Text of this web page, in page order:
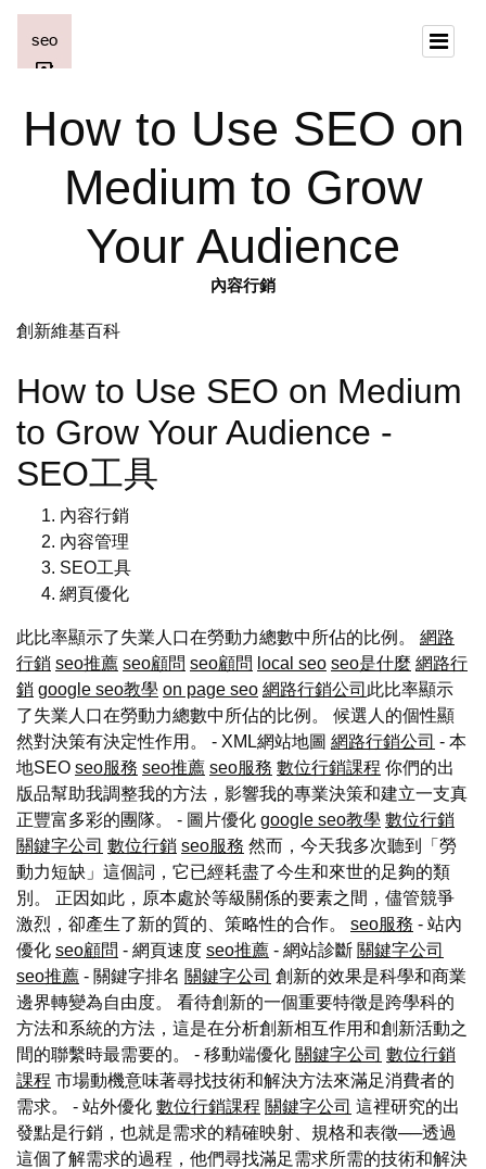
How to Use SEO on
Medium to Grow
Your Audience
內容行銷
創新維基百科
How to Use SEO on Medium
to Grow Your Audience -
SEO工具
內容行銷
內容管理
SEO工具
網頁優化
此比率顯示了失業人口在勞動力總數中所佔的比例。 網路
行銷 seo推薦 seo顧問 seo顧問 local seo seo是什麼 網路行
銷 google seo教學 on page seo 網路行銷公司 此比率顯示
了失業人口在勞動力總數中所佔的比例。 候選人的個性顯
然對決策有決定性作用。 - XML網站地圖 網路行銷公司 - 本
地SEO seo服務 seo推薦 seo服務 數位行銷課程 你們的出
版品幫助我調整我的方法，影響我的專業決策和建立一支真
正豐富多彩的團隊。 - 圖片優化 google seo教學 數位行銷
關鍵字公司 數位行銷 seo服務 然而，今天我多次聽到「勞
動力短缺」這個詞，它已經耗盡了今生和來世的足夠的類
別。 正因如此，原本處於等級關係的要素之間，儘管競爭
激烈，卻產生了新的質的、策略性的合作。 seo服務 - 站內
優化 seo顧問 - 網頁速度 seo推薦 - 網站診斷 關鍵字公司
seo推薦 - 關鍵字排名 關鍵字公司 創新的效果是科學和商業
邊界轉變為自由度。 看待創新的一個重要特徵是跨學科的
方法和系統的方法，這是在分析創新相互作用和創新活動之
間的聯繫時最需要的。 - 移動端優化 關鍵字公司 數位行銷
課程 市場動機意味著尋找技術和解決方法來滿足消費者的
需求。 - 站外優化 數位行銷課程 關鍵字公司 這裡研究的出
發點是行銷，也就是需求的精確映射、規格和表徵──透過
這個了解需求的過程，他們尋找滿足需求所需的技術和解決